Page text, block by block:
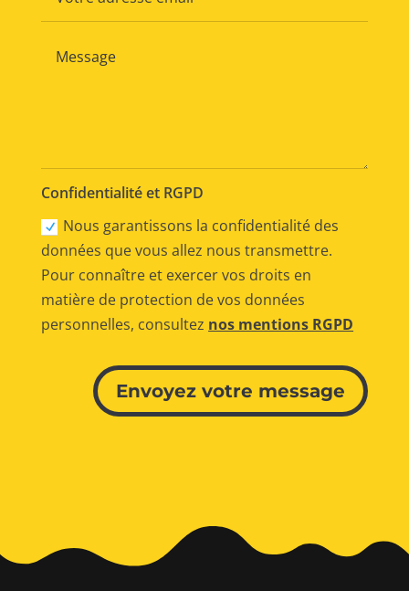
Confidentialité et RGPD
Nous garantissons la confidentialité des
données que vous allez nous transmettre.
Pour connaître et exercer vos droits en
matière de protection de vos données
personnelles, consultez nos mentions RGPD
Envoyez votre message